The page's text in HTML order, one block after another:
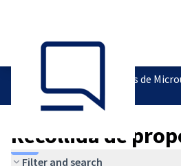
Pressupostos Participatius de
Recollida de propostes
Recollida de
Filter and search